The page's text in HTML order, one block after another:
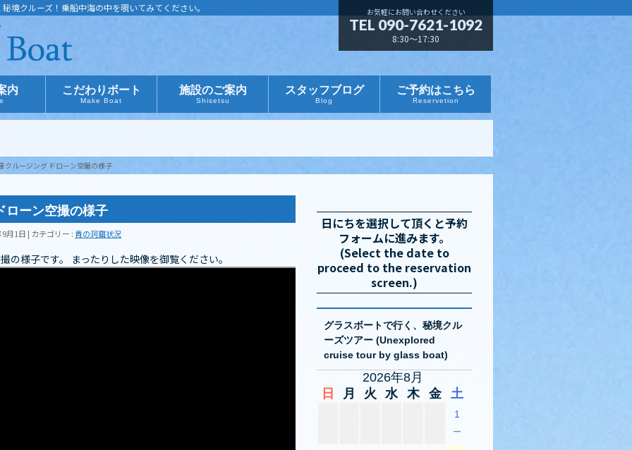
境クルーズ！乗船中海の中を覗いてみてください。 お気軽にお問い合わせください
TEL 090-7621-1092
8:30～17:30
内 こだわりボート
Make Boat
施設のご案内
Shisetsu
スタッフブログ
Blog
ご予約はこちら
Reservetion
クルージング ドローン空撮の様子
ローン空撮の様子
月1日 カテゴリー :青の洞窟状況
の様子です。 まったりした映像を御覧ください。
日にちを選択して頂くと予約
フォームに進みます。
(Select the date to
proceed to the reservation
screen.)
グラスボートで行く、秘境クル
ーズツアー (Unexplored
cruise tour by glass boat)
2026年8月
日
月 火 水 木 金 土
1
－